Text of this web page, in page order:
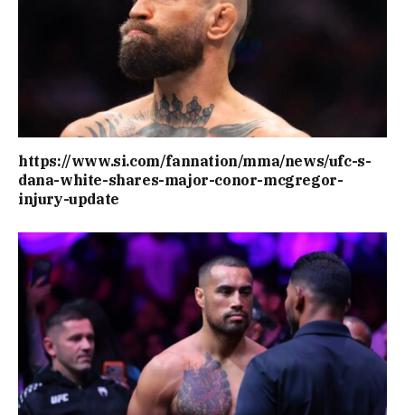
https://www.si.com/fannation/mma/news/ufc-s-
dana-white-shares-major-conor-mcgregor-
injury-update